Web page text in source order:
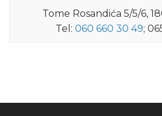
Tome Rosandića 5/5/6,
Tel: 060 660 30 49;